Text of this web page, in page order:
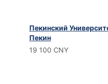
Пекинский
Пекин
19 100 CNY